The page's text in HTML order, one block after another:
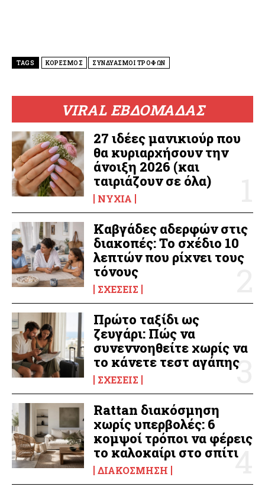
VIRAL ΕΒΔΟΜΑΔΑΣ
27 ιδέες μανικιούρ που
θα κυριαρχήσουν την
άνοιξη 2026 (και
ταιριάζουν σε όλα)
ΝΎΧΙΑ
Καβγάδες αδερφών στις
διακοπές: Το σχέδιο 10
λεπτών που ρίχνει τους
τόνους
ΣΧΈΣΕΙΣ
Πρώτο ταξίδι ως
ζευγάρι: Πώς να
συνεννοηθείτε χωρίς να
το κάνετε τεστ αγάπης
ΣΧΈΣΕΙΣ
Rattan διακόσμηση
χωρίς υπερβολές: 6
κομψοί τρόποι να φέρεις
το καλοκαίρι στο σπίτι
ΔΙΑΚΌΣΜΗΣΗ
TAGS ΚΟΡΕΣΜΟΣ ΣΥΝΔΥΑΣΜΟΙ ΤΡΟΦΩΝ